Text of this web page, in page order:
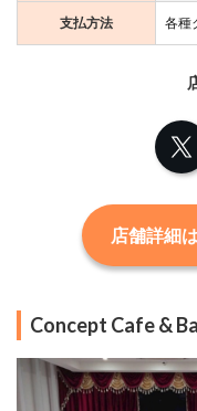
TI
A
C
af
e
支払方法 各種
店舗詳細
Concept Cafe &